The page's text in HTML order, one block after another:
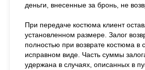
деньги, внесенные за бронь, не
При передаче костюма клиент
установленном размере. Залог
полностью при возврате костюма в
исправном виде. Часть суммы
удержана в случаях, описанных в